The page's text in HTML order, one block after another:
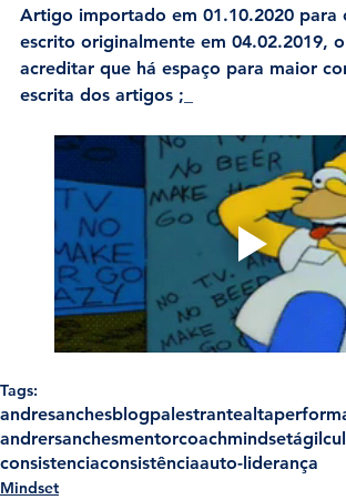
Artigo importado em 01.10.2020 para
escrito originalmente em 04.02.2019,
acreditar que há espaço para maior
escrita dos artigos ;_
Tags:
andresanchesblogpalestrante
andrersanchesmentorcoachmindsetágil
consistenciaconsistênciaauto-liderança
Mindset